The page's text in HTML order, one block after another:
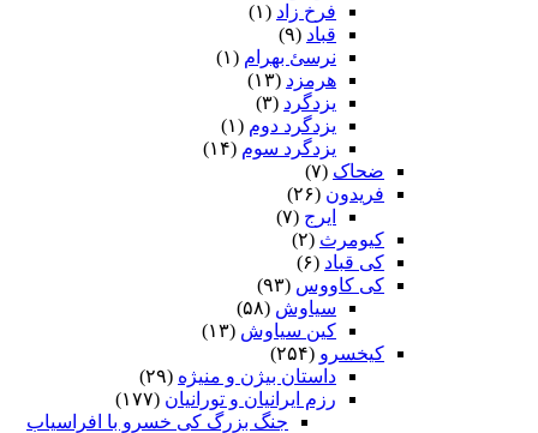
فرخ زاد (۱)
قباد (۹)
نرسئ بهرام‏ (۱)
هرمزد (۱۳)
یزدگرد (۳)
یزدگرد دوم (۱)
یزدگرد سوم (۱۴)
ضحاک (۷)
فریدون (۲۶)
ایرج (۷)
کیومرث (۲)
کی قباد (۶)
کی کاووس (۹۳)
سیاوش (۵۸)
کین سیاوش (۱۳)
کیخسرو (۲۵۴)
داستان بیژن و منیژه (۲۹)
رزم ایرانیان و تورانیان (۱۷۷)
جنگ بزرگ کی خسرو با افراسیاب